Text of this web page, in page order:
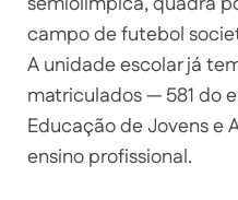
campo de futebol
A unidade escolar já
matriculados — 581 do
Educação de Jovens e
ensino profissional.